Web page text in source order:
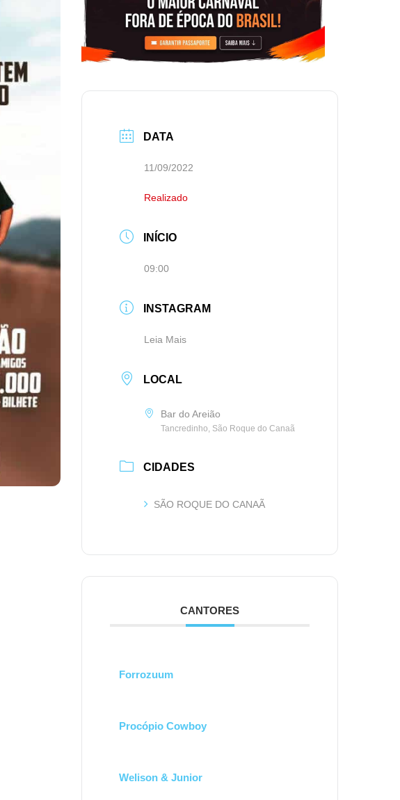
DATA
11/09/2022
Realizado
INÍCIO
09:00
INSTAGRAM
Leia Mais
LOCAL
Bar do Areião
Tancredinho, São Roque do Canaã
CIDADES
SÃO ROQUE DO CANAÃ
CANTORES
Forrozuum
Procópio Cowboy
Welison & Junior